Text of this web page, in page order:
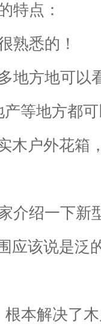
特点：
熟悉的！
地方地可以
等地方都
木户外花箱
介绍一下新
应该说是泛
本解决了